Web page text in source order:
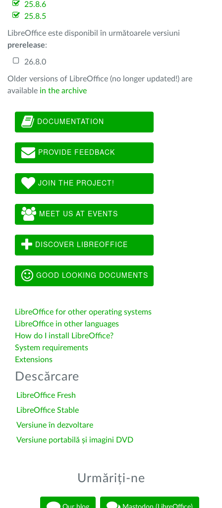
25.8.6
25.8.5
LibreOffice este disponibil în următoarele versiuni
prerelease:
26.8.0
Older versions of LibreOffice (no longer updated!) are
available in the archive
DOCUMENTATION
PROVIDE FEEDBACK
JOIN THE PROJECT!
MEET US AT EVENTS
DISCOVER LIBREOFFICE
GOOD LOOKING DOCUMENTS
LibreOffice for other operating systems
LibreOffice in other languages
How do I install LibreOffice?
System requirements
Extensions
Descărcare
LibreOffice Fresh
LibreOffice Stable
Versiune în dezvoltare
Versiune portabilă și imagini DVD
Urmăriți-ne